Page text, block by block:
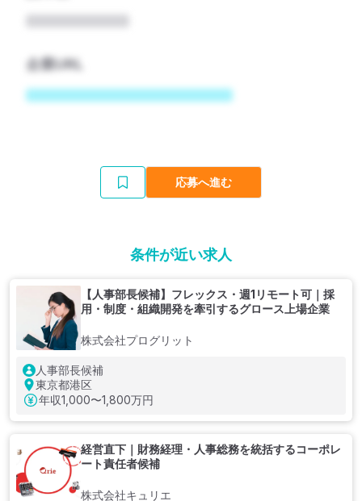
企業URL
応募へ進む
条件が近い求人
【人事部長候補】フレックス・週1リモート可｜採
用・制度・組織開発を牽引するグロース上場企業
株式会社プログリット
人事部長候補
東京都港区
年収1,000〜1,800万円
経営直下｜財務経理・人事総務を統括するコーポレ
ート責任者候補
株式会社キュリエ